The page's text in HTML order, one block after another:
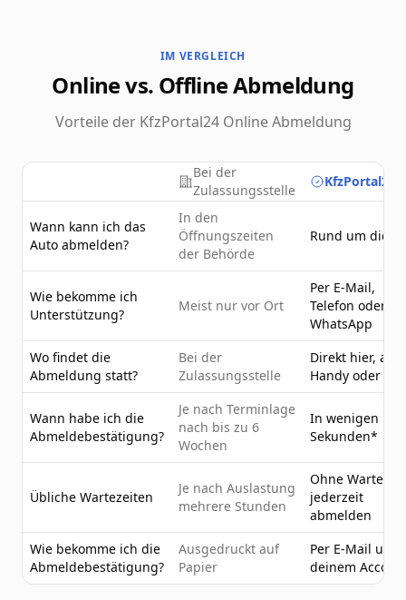
IM VERGLEICH
Online vs. Offline Abmeldung
Vorteile der KfzPortal24 Online Abmeldung
Bei der
Zulassungsstelle
Wann kann ich das
Auto abmelden?
In den
Öffnungszeiten
der Behörde
Rund um die
Wie bekomme ich
Unterstützung?
Meist nur vor Ort
Per E-Mail,
Telefon oder
WhatsApp
Wo findet die
Abmeldung statt?
Bei der
Zulassungsstelle
Direkt hier, am
Handy oder PC
Wann habe ich die
Abmeldebestätigung?
Je nach Terminlage
nach bis zu 6
Wochen
In wenigen
Sekunden*
Übliche Wartezeiten
Je nach Auslastung
mehrere Stunden
Ohne Wartezeit
jederzeit
abmelden
Wie bekomme ich die
Abmeldebestätigung?
Ausgedruckt auf
Papier
Per E-Mail und
deinem